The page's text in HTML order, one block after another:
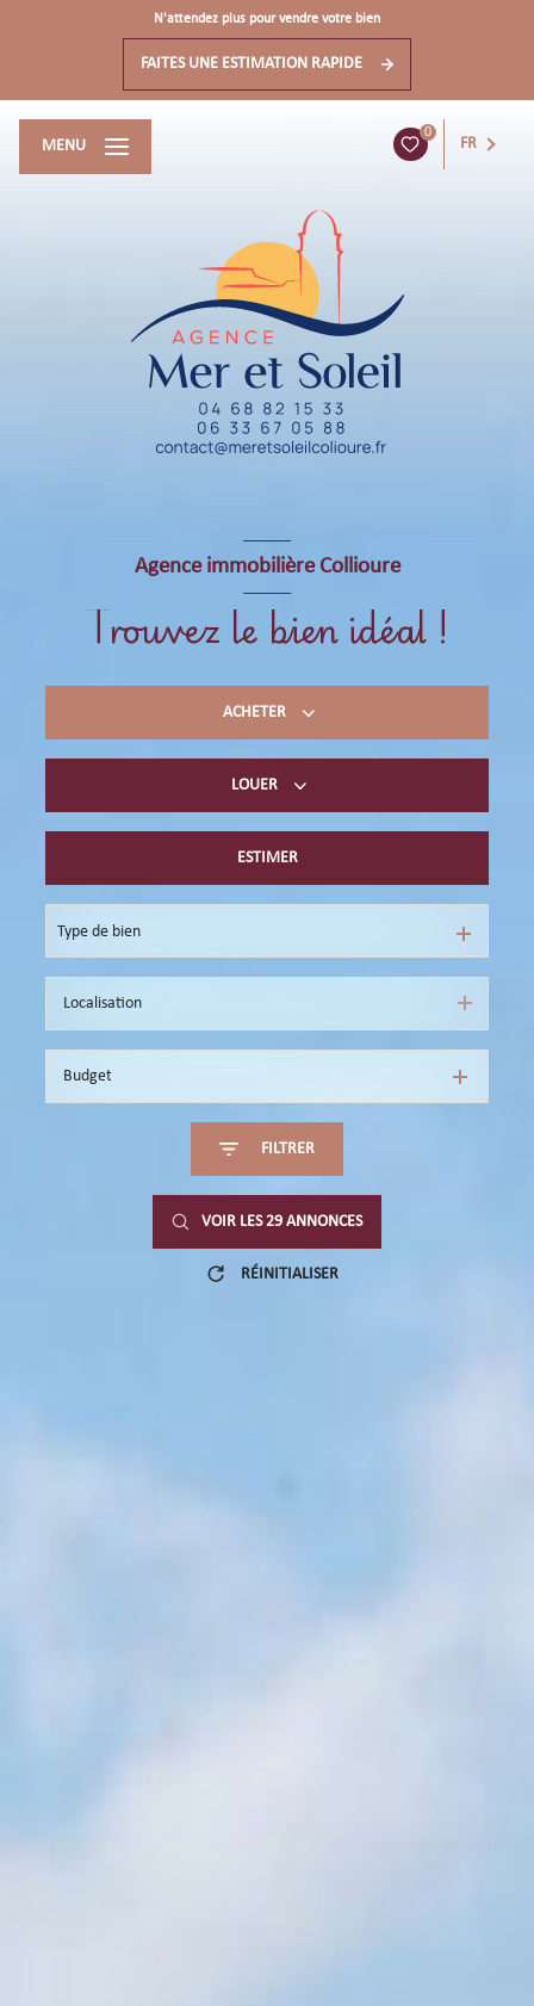
N'attendez plus pour vendre votre bien
FAITES UNE ESTIMATION RAPIDE
0
FR
MENU
Agence immobilière Collioure
Trouvez le bien idéal !
ACHETER
Acheter du résidentielLOUER
ESTIMER
Type de bien
Budget
FILTRER
VOIR LES29 ANNONCES
RÉINITIALISER